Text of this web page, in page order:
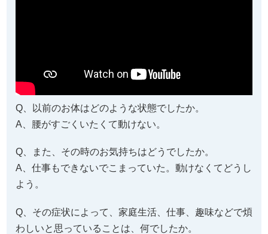
Q、以前のお体はどのような状態でしたか。
A、腰がすごくいたくて動けない。
Q、また、その時のお気持ちはどうでしたか。
A、仕事もできないでこまっていた。動けなくてどうし
よう。
Q、その症状によって、家庭生活、仕事、趣味などで煩
わしいと思っていることは、何でしたか。